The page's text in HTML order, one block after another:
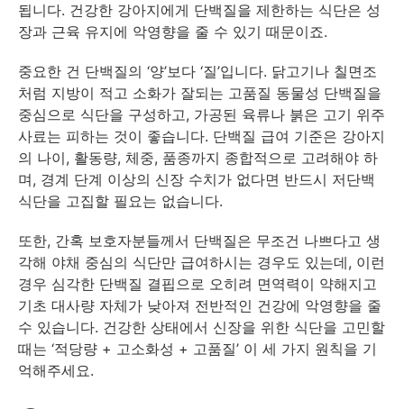
됩니다. 건강한 강아지에게 단백질을 제한하는 식단은 성
장과 근육 유지에 악영향을 줄 수 있기 때문이죠.
중요한 건 단백질의 ‘양’보다 ‘질’입니다. 닭고기나 칠면조
처럼 지방이 적고 소화가 잘되는 고품질 동물성 단백질을
중심으로 식단을 구성하고, 가공된 육류나 붉은 고기 위주
사료는 피하는 것이 좋습니다. 단백질 급여 기준은 강아지
의 나이, 활동량, 체중, 품종까지 종합적으로 고려해야 하
며, 경계 단계 이상의 신장 수치가 없다면 반드시 저단백
식단을 고집할 필요는 없습니다.
또한, 간혹 보호자분들께서 단백질은 무조건 나쁘다고 생
각해 야채 중심의 식단만 급여하시는 경우도 있는데, 이런
경우 심각한 단백질 결핍으로 오히려 면역력이 약해지고
기초 대사량 자체가 낮아져 전반적인 건강에 악영향을 줄
수 있습니다. 건강한 상태에서 신장을 위한 식단을 고민할
때는 ‘적당량 + 고소화성 + 고품질’ 이 세 가지 원칙을 기
억해주세요.